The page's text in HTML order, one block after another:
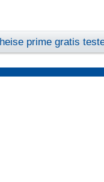
heise prime gratis